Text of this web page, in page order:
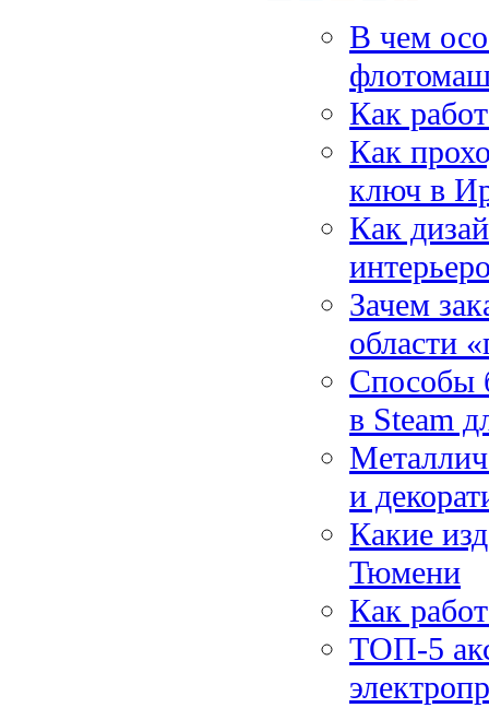
В чем
Как
Как
ключ в
Как
Зачем
области
Способы
в Steam
и
Какие
Тюмени
Как
ТОП-5